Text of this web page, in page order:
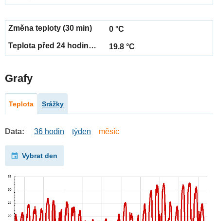
0 °C
19.8 °C
Grafy
Teplota Srážky
Data: 36 hodin týden měsíc
Vybrat den